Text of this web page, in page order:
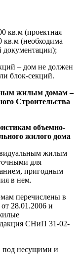
кв.м (проектная
кв.м (необходима
документации);
– дом не должен
блок-секций.
жилым домам –
Строительства
жилым
для
пригодным
в нем.
перечислены в
28.01.2006 и
СНиП 31-02-
под несущими и